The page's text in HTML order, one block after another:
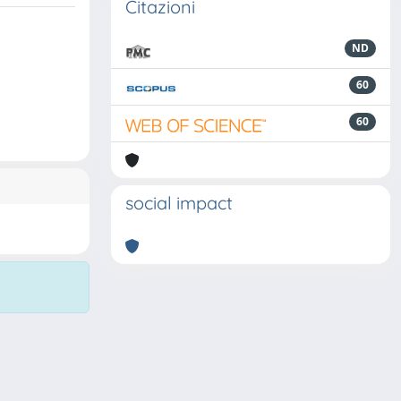
Citazioni
ND
60
60
social impact